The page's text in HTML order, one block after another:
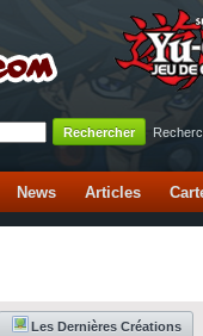
News Articles
Les Dernières Créations